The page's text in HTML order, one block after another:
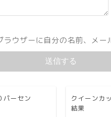
ウザーに自分の名前、メー
パーセン
クイーンカ
結果